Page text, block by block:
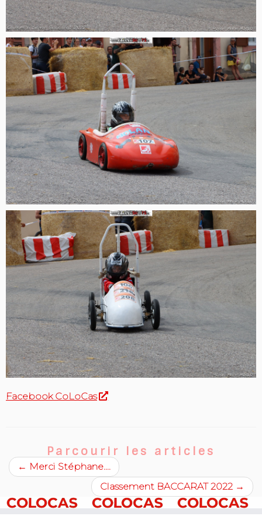
Facebook CoLoCas
Parcourir les articles
← Merci Stéphane….
Classement BACCARAT 2022 →